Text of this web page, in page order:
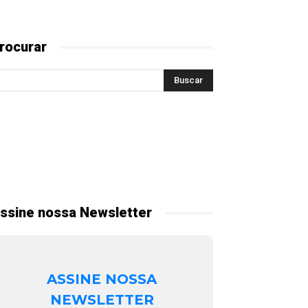
nossa Newsletter
ASSINE NOSSA
NEWSLETTER